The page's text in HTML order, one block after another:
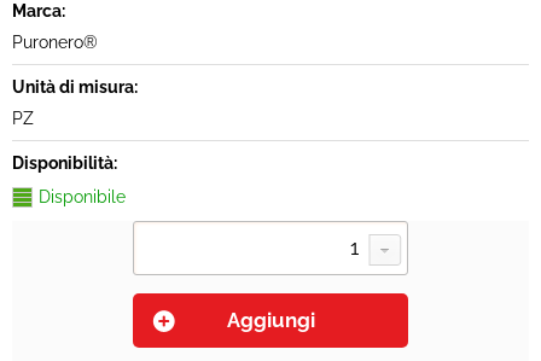
Marca:
Puronero®
Unità di misura:
PZ
Disponibilità:
Disponibile